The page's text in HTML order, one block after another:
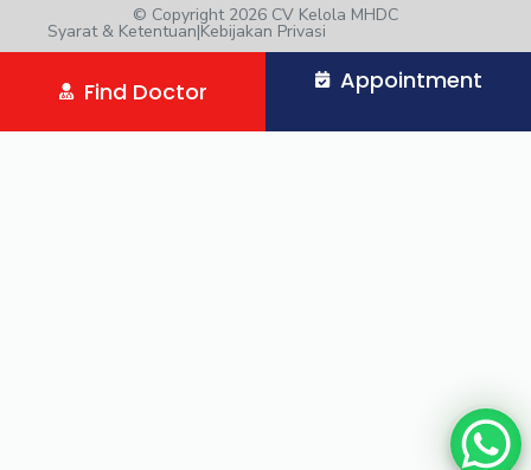
© Copyright 2026 CV Kelola MHDC
Syarat & Ketentuan|Kebijakan Privasi
Find Doctor Appointment